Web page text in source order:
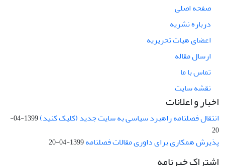
صفحه اصلی
درباره نشریه
اعضای هیات تحریریه
ارسال مقاله
تماس با ما
نقشه سایت
اخبار و اعلانات
انتقال فصلنامه راهبرد سیاسی به سایت جدید (کلیک کنید)
1399-04-
20
پذیرش همکاری برای داوری مقالات فصلنامه1399-04-20
اشتراک خبرنامه